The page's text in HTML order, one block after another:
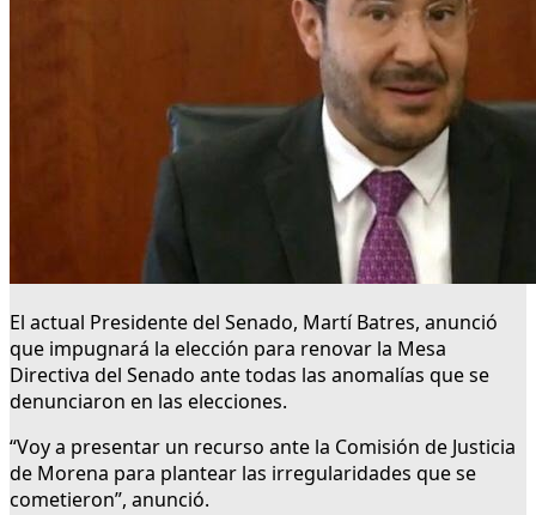
El actual Presidente del Senado, Martí Batres, anunció
que impugnará la elección para renovar la Mesa
Directiva del Senado ante todas las anomalías que se
denunciaron en las elecciones.
“Voy a presentar un recurso ante la Comisión de Justicia
de Morena para plantear las irregularidades que se
cometieron”, anunció.